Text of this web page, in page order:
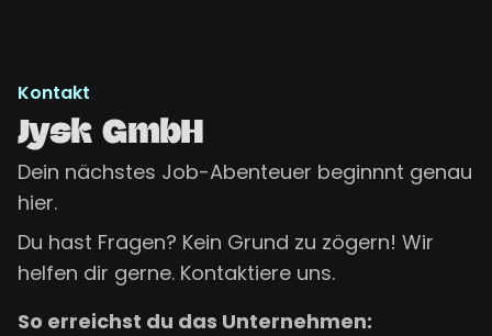
Kontakt
Jysk GmbH
Dein nächstes Job-Abenteuer beginnnt genau
hier.
Du hast Fragen? Kein Grund zu zögern! Wir
helfen dir gerne. Kontaktiere uns.
So erreichst du das Unternehmen: